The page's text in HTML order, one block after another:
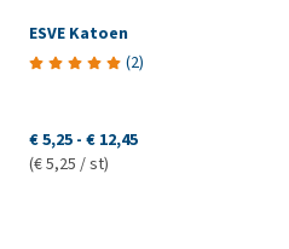
ESVE Katoen
(2)
€ 5,25 - € 12,45
(€ 5,25 / st)